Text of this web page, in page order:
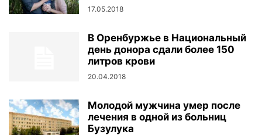
17.05.2018
В Оренбуржье в Национальный
день донора сдали более 150
литров крови
20.04.2018
Молодой мужчина умер после
лечения в одной из больниц
Бузулука